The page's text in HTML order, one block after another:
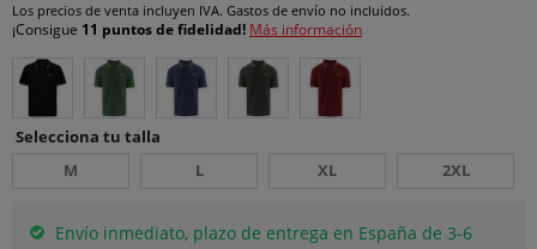
Los precios de venta incluyen IVA. Gastos de envío no incluidos.
¡Consigue 11 puntos de fidelidad! Más información
Selecciona tu talla
M
L XL 2XL
Envío inmediato, plazo de entrega en España de 3-6